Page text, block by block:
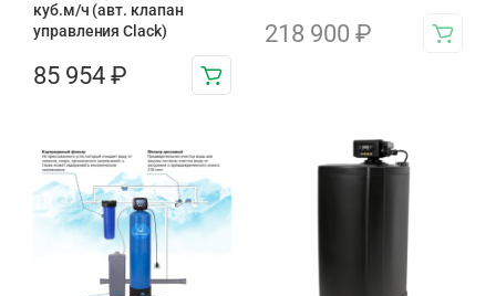
куб.м/ч (авт. клапан
управления Clack)
85 954 ₽
218 900 ₽